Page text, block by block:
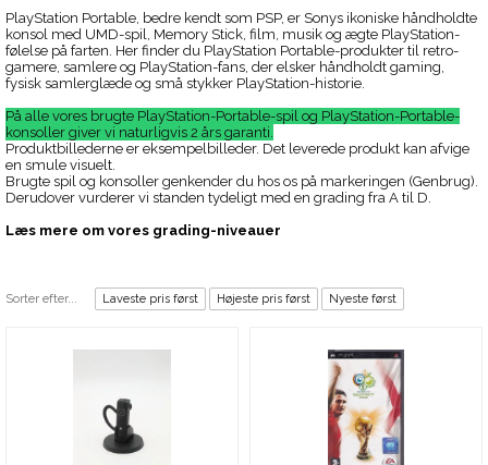
PlayStation Portable, bedre kendt som PSP, er Sonys ikoniske håndholdte
konsol med UMD-spil, Memory Stick, film, musik og ægte PlayStation-
følelse på farten. Her finder du PlayStation Portable-produkter til retro-
gamere, samlere og PlayStation-fans, der elsker håndholdt gaming,
fysisk samlerglæde og små stykker PlayStation-historie.
På alle vores brugte PlayStation-Portable-spil og PlayStation-Portable-
konsoller giver vi naturligvis 2 års garanti.
Produktbillederne er eksempelbilleder. Det leverede produkt kan afvige
en smule visuelt.
Brugte spil og konsoller genkender du hos os på markeringen (Genbrug).
Derudover vurderer vi standen tydeligt med en grading fra A til D.
Læs mere om vores grading-niveauer
Sorter efter... Laveste pris først Højeste pris først Nyeste først